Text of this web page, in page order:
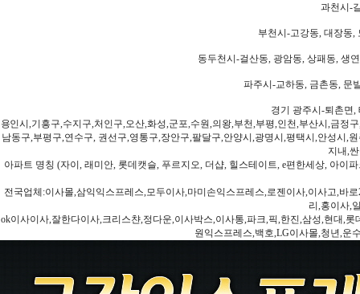
과천시-
부천시-고강동, 대장동,
동두천시-걸산동, 광암동, 상패동, 생
파주시-교하동, 금촌동, 문
경기 광주시-퇴촌면,
용인시,기흥구,수지구,처인구,오산,화성,군포,수원,의왕,부천,부평,인천,부산시,금
남동구,부평구,연수구, 권선구,영통구,장안구,팔달구,안양시,광명시,평택시,안성시,
지내,
아파트 명칭 (자이, 래미안, 롯데캣슬, 푸르지오, 더샵, 힐스테이트, e편한세상, 아이
전국업체:이사몰,삼익익스프레스,모두이사,마미손익스프레스,로젠이사,이사고,바
리,홍이사,
ok이사이사,잘한다이사,크리스챤,정다운,이사박스,이사통,파크,픽,한진,삼성,현대,
원익스프레스,백호,LG이사몰,청년,운